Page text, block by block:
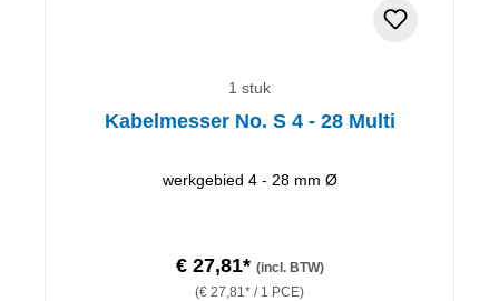
1 stuk
Kabelmesser No. S 4 - 28 Multi
werkgebied 4 - 28 mm Ø
€ 27,81* (incl. BTW)
(€ 27,81* / 1 PCE)